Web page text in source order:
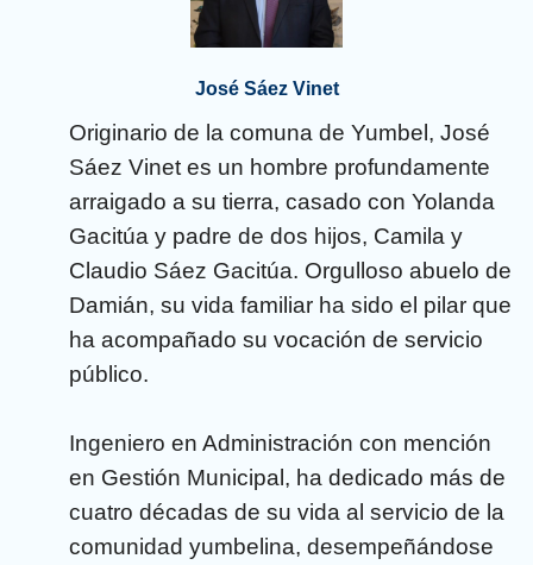
José Sáez Vinet
Originario de la comuna de Yumbel, José
Sáez Vinet es un hombre profundamente
arraigado a su tierra, casado con Yolanda
Gacitúa y padre de dos hijos, Camila y
Claudio Sáez Gacitúa. Orgulloso abuelo de
Damián, su vida familiar ha sido el pilar que
ha acompañado su vocación de servicio
público.
Ingeniero en Administración con mención
en Gestión Municipal, ha dedicado más de
cuatro décadas de su vida al servicio de la
comunidad yumbelina, desempeñándose